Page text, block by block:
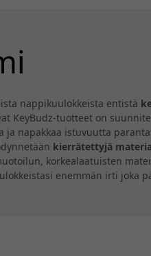
nappikuulokkeista entistä
KeyBudz-tuotteet on
napakkaa istuvuutta
kierrätettyjä
korkealaatuisten
enemmän irti joka